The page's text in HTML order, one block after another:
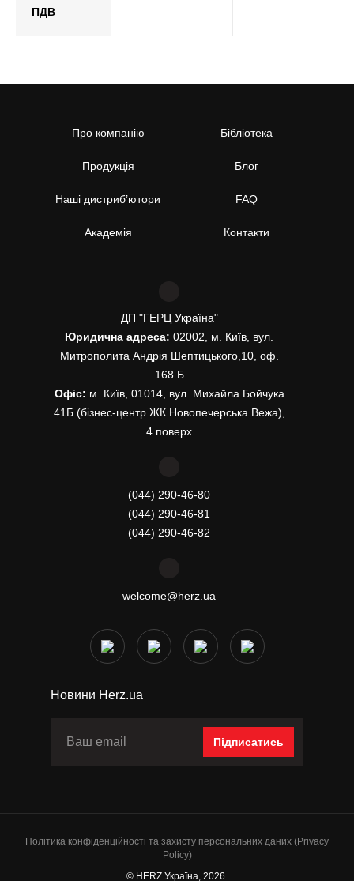
ПДВ
Про компанію
Продукція
Наші дистриб’ютори
Академія
Бібліотека
Блог
FAQ
Контакти
ДП "ГЕРЦ Україна"
Юридична адреса: 02002, м. Київ, вул.
Митрополита Андрія Шептицького,10, оф.
168 Б
Офіс: м. Київ, 01014, вул. Михайла Бойчука
41Б (бізнес-центр ЖК Новопечерська Вежа),
4 поверх
(044) 290-46-80
(044) 290-46-81
(044) 290-46-82
welcome@herz.ua
Новини Herz.ua
Підписатись
Політика конфіденційності та захисту персональних даних (Privacy
Policy)
© HERZ Україна, 2026.